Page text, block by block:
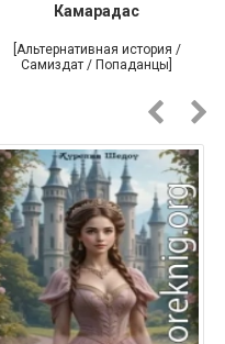
Камарадас
[Альтернативная история /
Самиздат / Попаданцы]